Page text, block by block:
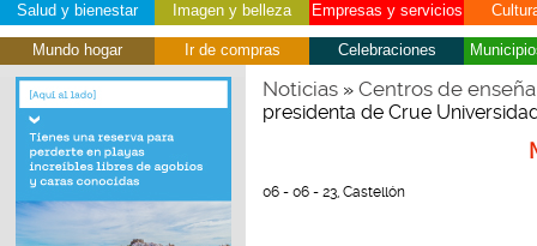
Salud y bienestar Imagen y belleza Empresas y servicios
Mundo hogar Ir de compras Celebraciones
Noticias» Centros de
presidenta de Crue
06 - 06 - 23, Castellón